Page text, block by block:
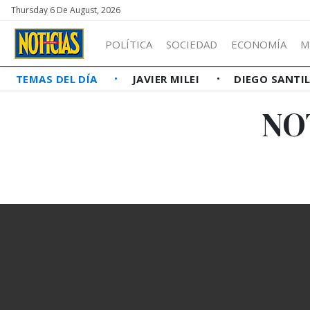
Thursday 6 De August, 2026
POLÍTICA SOCIEDAD ECONOMÍA
TEMAS DEL DÍA JAVIER MILEI DIEGO